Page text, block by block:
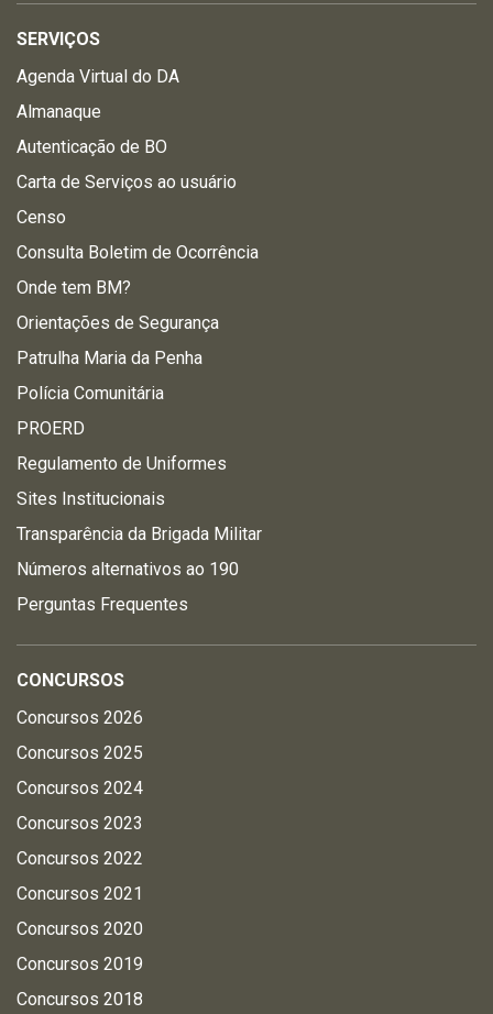
SERVIÇOS
Agenda Virtual do DA
Almanaque
Autenticação de BO
Carta de Serviços ao usuário
Censo
Consulta Boletim de Ocorrência
Onde tem BM?
Orientações de Segurança
Patrulha Maria da Penha
Polícia Comunitária
PROERD
Regulamento de Uniformes
Sites Institucionais
Transparência da Brigada Militar
Números alternativos ao 190
Perguntas Frequentes
CONCURSOS
Concursos 2026
Concursos 2025
Concursos 2024
Concursos 2023
Concursos 2022
Concursos 2021
Concursos 2020
Concursos 2019
Concursos 2018